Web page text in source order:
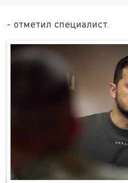
- отметил специалист.